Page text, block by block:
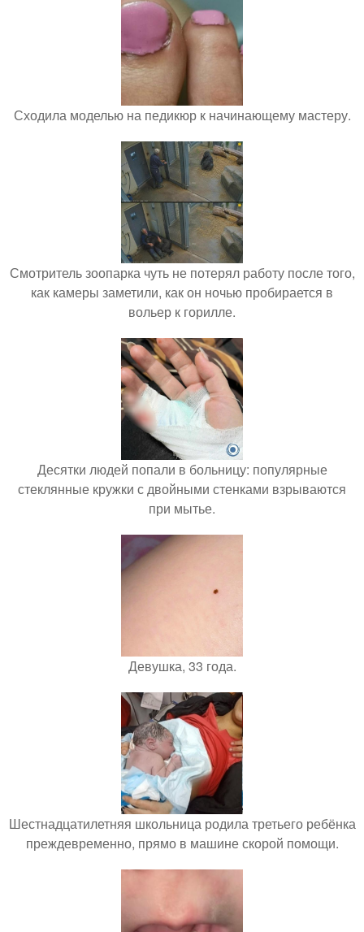
Сходила моделью на педикюр к начинающему мастеру.
Смотритель зоопарка чуть не потерял работу после того,
как камеры заметили, как он ночью пробирается в
вольер к горилле.
Десятки людей попали в больницу: популярные
стеклянные кружки с двойными стенками взрываются
при мытье.
Девушка, 33 года.
Шестнадцатилетняя школьница родила третьего ребёнка
преждевременно, прямо в машине скорой помощи.